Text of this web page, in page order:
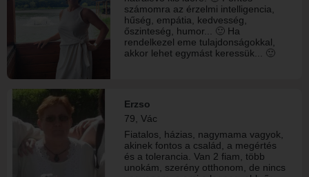
számomra az érzelmi intelligencia,
hűség, empátia, kedvesség,
őszinteség, humor... 🙂 Ha
rendelkezel eme tulajdonságokkal,
akkor lehet egymást keressük... 🙂
Erzso
79, Vác
Fiatalos, házias, nagymama vagyok,
akinek fontos a család, a megértés
és a tolerancia. Van 2 fiam, több
unokám, szerény otthonom, de nincs